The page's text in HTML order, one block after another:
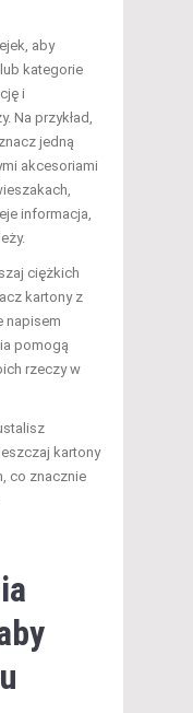
aby
kategorie
i
Na przykład,
jedną
akcesoriami
informacja,
ciężkich
kartony z
napisem
pomogą
rzeczy w
kartony
co znacznie